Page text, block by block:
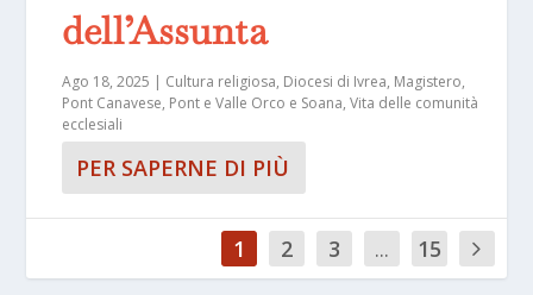
dell’Assunta
Ago 18, 2025 | Cultura religiosa, Diocesi di Ivrea, Magistero,
Pont Canavese, Pont e Valle Orco e Soana,Vita delle comunità
ecclesiali
PER SAPERNE DI PIÙ
1 2 3 ... 15